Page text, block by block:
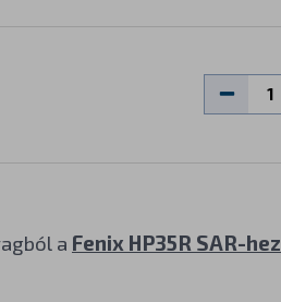
a Fenix HP35R SAR-hez